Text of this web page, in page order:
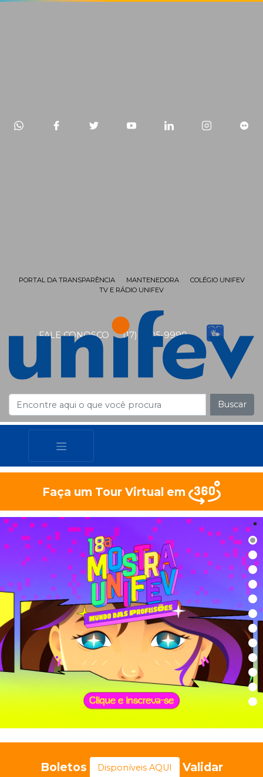
FALE CONOSCO (17) 3405-9999
PORTAL DA TRANSPARÊNCIA MANTENEDORA
COLÉGIO UNIFEV
TV E RÁDIO UNIFEV
Buscar
Faça um Tour Virtual em
Boletos Disponíveis AQUI Validar